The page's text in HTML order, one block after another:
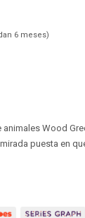
6 meses)
Wood
puesta en